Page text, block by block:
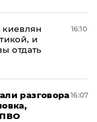
и
отдать
16:10
разговора
ПВО
16:07